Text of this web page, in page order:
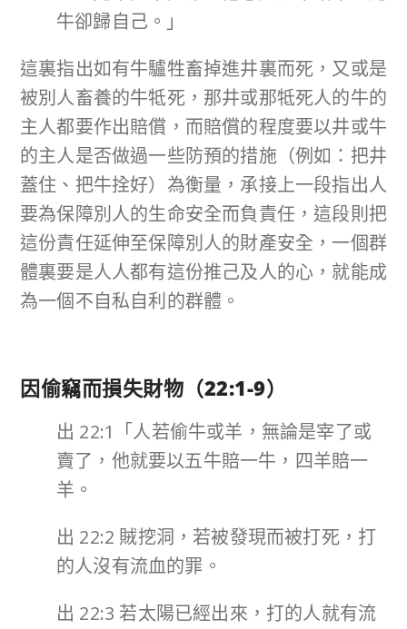
牛卻歸自己。」
這裏指出如有牛驢牲畜掉進井裏而死，又或是
被別人畜養的牛牴死，那井或那牴死人的牛的
主人都要作出賠償，而賠償的程度要以井或牛
的主人是否做過一些防預的措施（例如：把井
蓋住、把牛拴好）為衡量，承接上一段指出人
要為保障別人的生命安全而負責任，這段則把
這份責任延伸至保障別人的財產安全，一個群
體裏要是人人都有這份推己及人的心，就能成
為一個不自私自利的群體。
因偷竊而損失財物（22:1-9）
出 22:1「人若偷牛或羊，無論是宰了或
賣了，他就要以五牛賠一牛，四羊賠一
羊。
出 22:2 賊挖洞，若被發現而被打死，打
的人沒有流血的罪。
出 22:3 若太陽已經出來，打的人就有流